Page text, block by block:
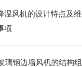
温风机的设计特点及维
项
璃钢边墙风机的结构组